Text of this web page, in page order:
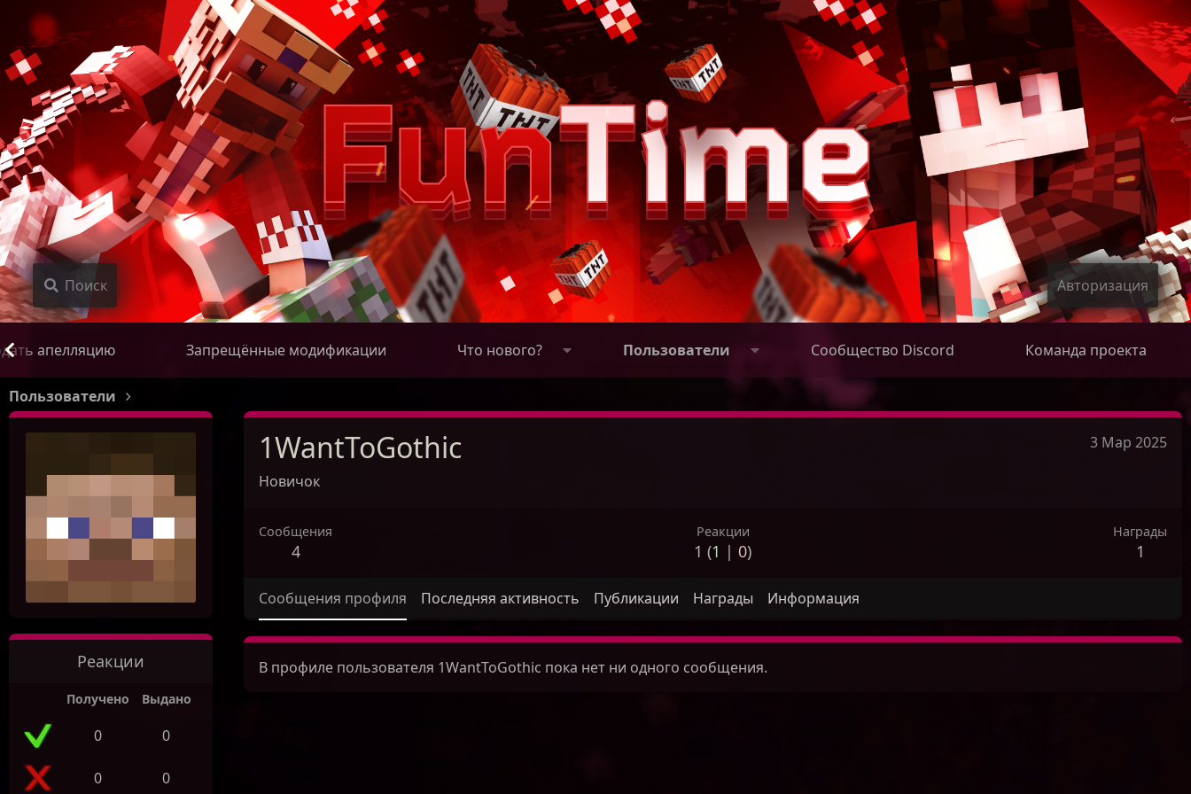
Поиск Авторизация
апелляцию Запрещённые модификации Что нового? Пользователи Сообщество Discord Команда проекта
Пользователи
Реакции
Получено Выдано
0 0
0 0
3 Мар 2025
1WantToGothic
Новичок
Сообщения
4
Реакции
1 (1 | 0)
Награды
1
Сообщения профиля Последняя активность Публикации Награды Информация
В профиле пользователя 1WantToGothic пока нет ни одного сообщения.